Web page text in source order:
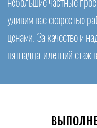
небольшие частные
удивим вас скоростью
ценами. За качество и
пятнадцатилетний стаж